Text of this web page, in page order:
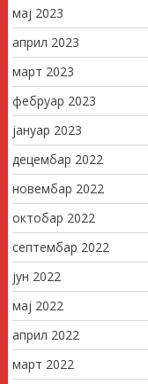
мај 2023
април 2023
март 2023
фебруар 2023
јануар 2023
децембар 2022
новембар 2022
октобар 2022
септембар 2022
јун 2022
мај 2022
април 2022
март 2022